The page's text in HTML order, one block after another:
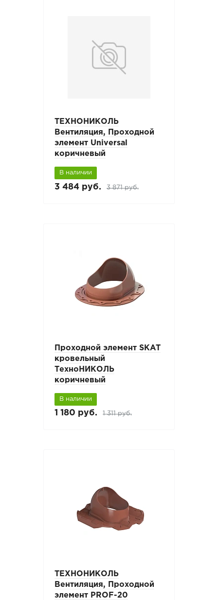
ТЕХНОНИКОЛЬ
Вентиляция, Проходной
элемент Universal
коричневый
В наличии
3 484 руб. 3 871 руб.
Проходной элемент SKAT
кровельный
ТехноНИКОЛЬ
коричневый
В наличии
1 180 руб. 1 311 руб.
ТЕХНОНИКОЛЬ
Вентиляция, Проходной
элемент PROF-20